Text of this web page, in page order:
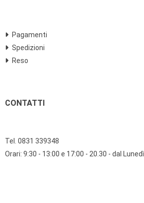
Pagamenti
Spedizioni
Reso
CONTATTI
Tel. 0831 339348
Orari: 9:30 - 13:00 e 17:00 - 20.30 - dal